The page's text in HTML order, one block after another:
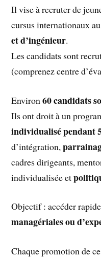
Il vise à recruter de
cursus internationaux
et d’ingénieur.
Les candidats sont
(comprenez centre
Environ60 candidats
Ils ont droit à un
individualisé pendant
d’intégration,
cadres dirigeants,
individualisée et
Objectif : accéder
managériales ou
Chaque promotion de